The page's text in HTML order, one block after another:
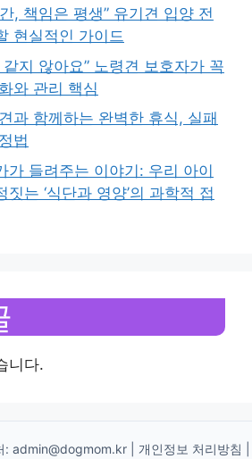
, 책임은 평생” 유기견 입양 전
현실적인 가이드
지 않아요” 노령견 보호자가 꼭
와 관리 핵심
과 함께하는 완벽한 휴식, 실패
법
가 들려주는 이야기: 우리 아이
는 ‘식단과 영양’의 과학적 접
니다.
: admin@dogmom.kr| 개인정보 처리방침